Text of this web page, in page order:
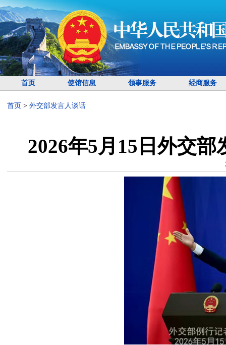
首页 使馆信息 领事服务 经商服务
首页 > 外交部发言人谈话
2026年5月15日外交